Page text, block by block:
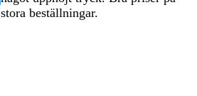
stora beställningar.